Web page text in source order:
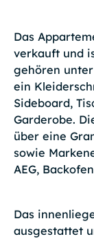
Das
verkauft und
gehören
ein
Sideboard,
Garderobe.
über eine
sowie
AEG,
Das
ausgestattet